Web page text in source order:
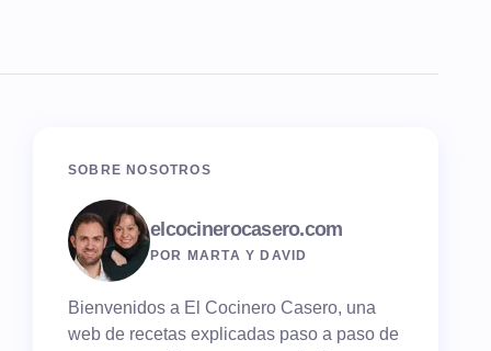
SOBRE NOSOTROS
elcocinerocasero.com
POR MARTA Y DAVID
Bienvenidos a El Cocinero Casero, una
web de recetas explicadas paso a paso de